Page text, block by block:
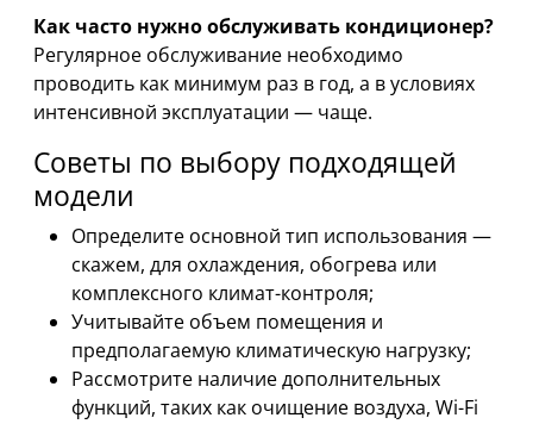
Как часто нужно обслуживать кондиционер?
Регулярное обслуживание необходимо
проводить как минимум раз в год, а в условиях
интенсивной эксплуатации — чаще.
Советы по выбору подходящей
модели
Определите основной тип использования —
скажем, для охлаждения, обогрева или
комплексного климат-контроля;
Учитывайте объем помещения и
предполагаемую климатическую нагрузку;
Рассмотрите наличие дополнительных
функций, таких как очищение воздуха, Wi-Fi